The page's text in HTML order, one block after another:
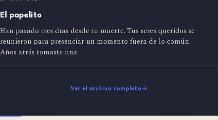
El papelito
Han pasado tres días desde tu muerte. Tus seres queridos se
reunieron para presenciar un momento fuera de lo común.
Años atrás tomaste una
Ver el archivo completo→